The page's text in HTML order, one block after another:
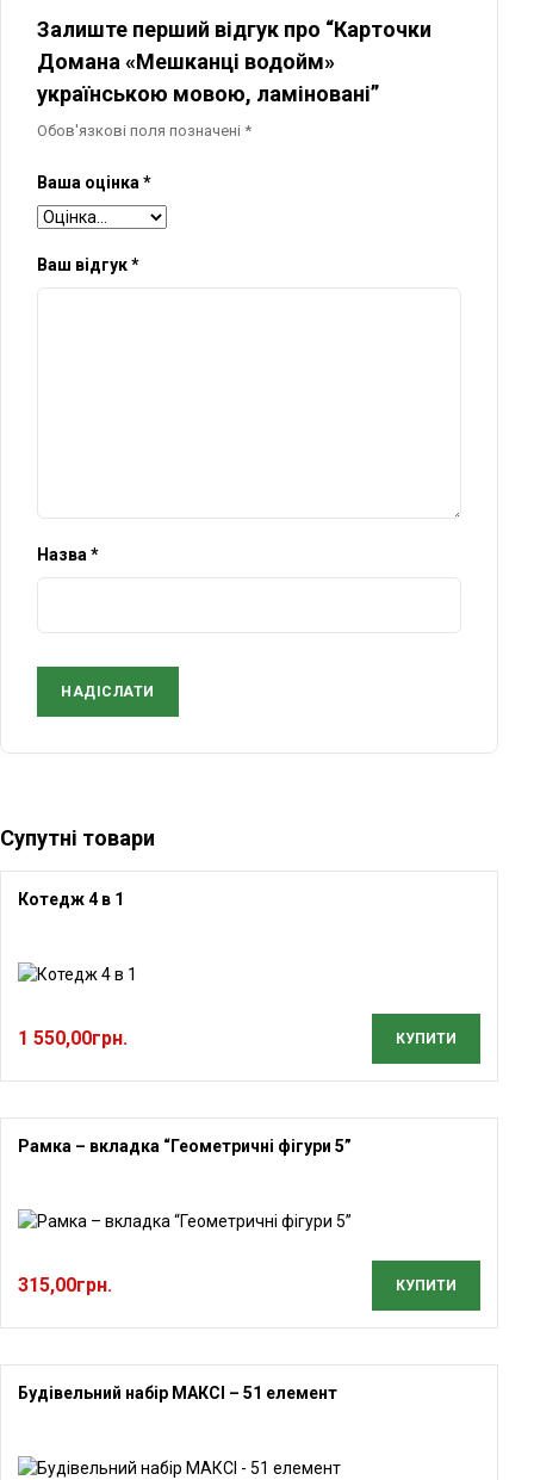
Залиште перший відгук про “Карточки
Домана «Мешканці водойм»
українською мовою, ламіновані”
Обов'язкові поля позначені *
Ваша оцінка *
Ваш відгук*
Назва *
Супутні товари
Котедж 4 в 1
1 550,00грн. КУПИТИ
Рамка – вкладка “Геометричні фігури 5”
315,00грн. КУПИТИ
Будівельний набір МАКСІ – 51 елемент